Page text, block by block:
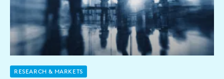
RESEARCH & MARKETS